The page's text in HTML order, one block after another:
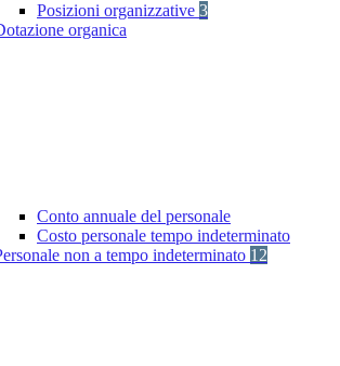
Posizioni organizzative 3
organica
Conto annuale del personale
Costo personale tempo indeterminato
non a tempo indeterminato 12